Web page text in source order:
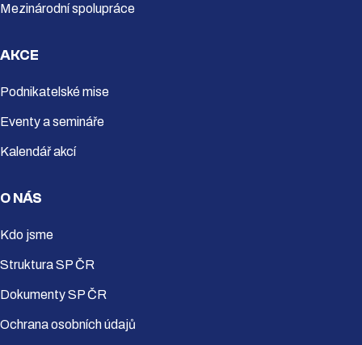
Mezinárodní spolupráce
AKCE
Podnikatelské mise
Eventy a semináře
Kalendář akcí
O NÁS
Kdo jsme
Struktura SP ČR
Dokumenty SP ČR
Ochrana osobních údajů